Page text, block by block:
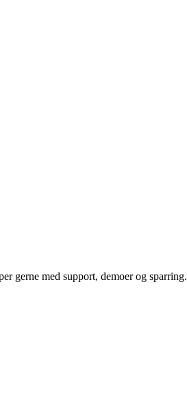
gerne med support, demoer og sparring.